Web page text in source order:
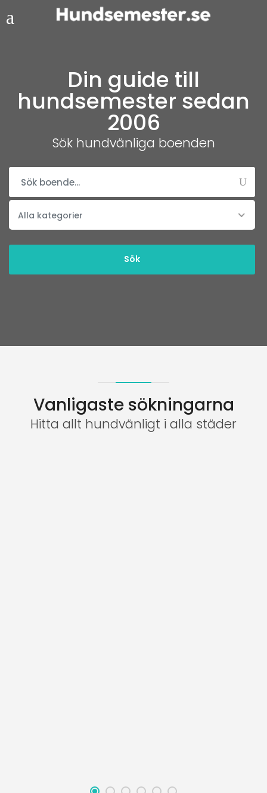
Din guide till
hundsemester sedan
2006
Sök hundvänliga boenden
Alla kategorier
Vanligaste sökningarna
Hitta allt hundvänligt i alla städer